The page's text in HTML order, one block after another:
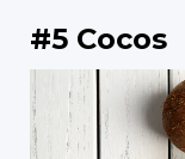
#5 Cocos